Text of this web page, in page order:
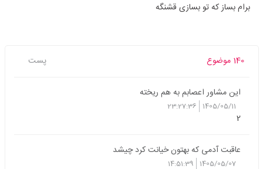
برام بساز که تو بسازی قشنگه
140 موضوع پست
این مشاور اعصابم به هم ریخته
1405/05/11
23:27:36
2
عاقبت آدمی که بهتون خیانت کرد چیشد
1405/05/07
14:51:39